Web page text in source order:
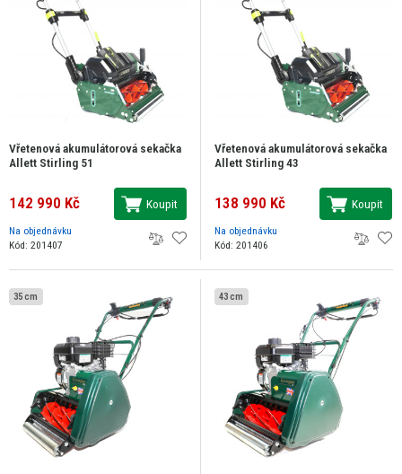
Vřetenová akumulátorová sekačka
Allett Stirling 51
142 990 Kč Koupit
Na objednávku
Kód: 201407
Vřetenová akumulátorová sekačka
Allett Stirling 43
138 990 Kč Koupit
Na objednávku
Kód: 201406
35 cm 43 cm